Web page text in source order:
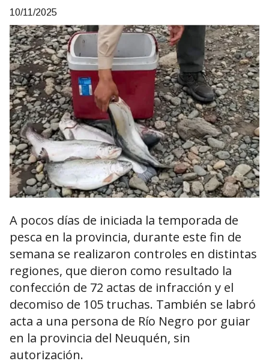
10/11/2025
A pocos días de iniciada la temporada de
pesca en la provincia, durante este fin de
semana se realizaron controles en distintas
regiones, que dieron como resultado la
confección de 72 actas de infracción y el
decomiso de 105 truchas. También se labró
acta a una persona de Río Negro por guiar
en la provincia del Neuquén, sin
autorización.